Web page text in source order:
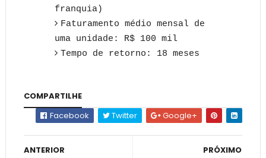
franquia)
Faturamento médio mensal de
uma unidade: R$ 100 mil
Tempo de retorno: 18 meses
COMPARTILHE
Facebook
Twitter Google+
PRÓXIMO
ANTERIOR